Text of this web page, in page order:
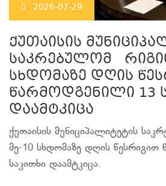
2026-07-29
ქუთაისის
საკრებულომ
სხდომაზე დღის
წარმოდგენილი 13
დაამტკიცა
ქუთაისის მუნიციპალიტეტის
მე-10 სხდომაზე დღის
საკითხი დაამტკიცა.